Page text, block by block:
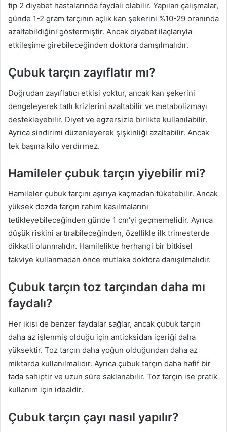
tip 2 diyabet hastalarında faydalı olabilir. Yapılan çalışmalar,
günde 1-2 gram tarçının açlık kan şekerini %10-29 oranında
azaltabildiğini göstermiştir. Ancak diyabet ilaçlarıyla
etkileşime girebileceğinden doktora danışılmalıdır.
Çubuk tarçın zayıflatır mı?
Doğrudan zayıflatıcı etkisi yoktur, ancak kan şekerini
dengeleyerek tatlı krizlerini azaltabilir ve metabolizmayı
destekleyebilir. Diyet ve egzersizle birlikte kullanılabilir.
Ayrıca sindirimi düzenleyerek şişkinliği azaltabilir. Ancak
tek başına kilo verdirmez.
Hamileler çubuk tarçın yiyebilir mi?
Hamileler çubuk tarçını aşırıya kaçmadan tüketebilir. Ancak
yüksek dozda tarçın rahim kasılmalarını
tetikleyebileceğinden günde 1 cm’yi geçmemelidir. Ayrıca
düşük riskini artırabileceğinden, özellikle ilk trimesterde
dikkatli olunmalıdır. Hamilelikte herhangi bir bitkisel
takviye kullanmadan önce mutlaka doktora danışılmalıdır.
Çubuk tarçın toz tarçından daha mı
faydalı?
Her ikisi de benzer faydalar sağlar, ancak çubuk tarçın
daha az işlenmiş olduğu için antioksidan içeriği daha
yüksektir. Toz tarçın daha yoğun olduğundan daha az
miktarda kullanılmalıdır. Ayrıca çubuk tarçın daha hafif bir
tada sahiptir ve uzun süre saklanabilir. Toz tarçın ise pratik
kullanım için idealdir.
Çubuk tarçın çayı nasıl yapılır?